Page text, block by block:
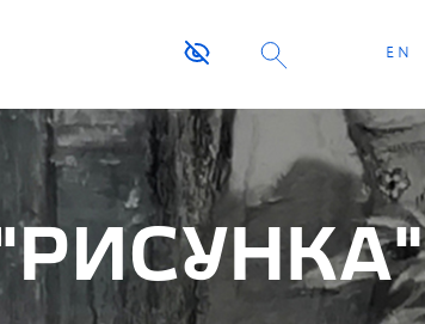
EN